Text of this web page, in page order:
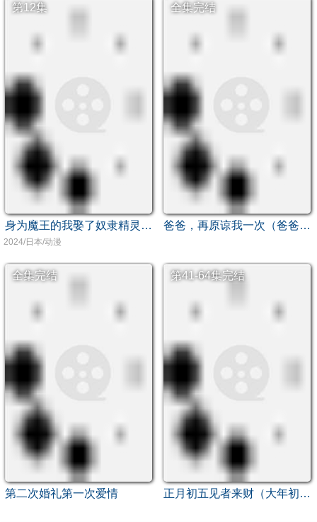
第12集
身为魔王的我娶了奴隶精灵为妻，该如何表白我的爱？
2024/日本/动漫
全集完结
爸爸，再原谅我一次（爸爸，让我再爱你一次）
全集完结
第二次婚礼第一次爱情
第41-64集完结
正月初五见者来财（大年初五）（恭喜恭喜发大财）